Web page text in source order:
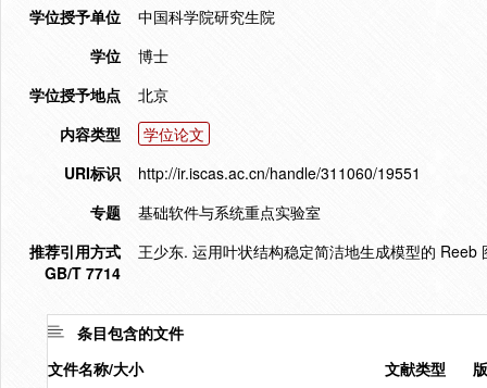
学位授予单位
中国科学院研究生院
学位
博士
学位授予地点
北京
内容类型
学位论文
URI标识
http://ir.iscas.ac.cn/handle/311060/19551
专题
基础软件与系统重点实验室
推荐引用方式
GB/T 7714
王少东. 运用叶状结构稳定简洁地生成模型的
条目包含的文件
文件名称/大小
文献类型